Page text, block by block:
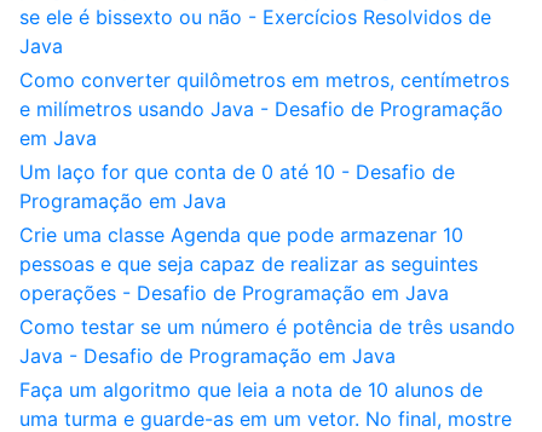
se ele é bissexto ou não - Exercícios Resolvidos de
Java
Como converter quilômetros em metros, centímetros
e milímetros usando Java - Desafio de Programação
em Java
Um laço for que conta de 0 até 10 - Desafio de
Programação em Java
Crie uma classe Agenda que pode armazenar 10
pessoas e que seja capaz de realizar as seguintes
operações - Desafio de Programação em Java
Como testar se um número é potência de três usando
Java - Desafio de Programação em Java
Faça um algoritmo que leia a nota de 10 alunos de
uma turma e guarde-as em um vetor. No final, mostre